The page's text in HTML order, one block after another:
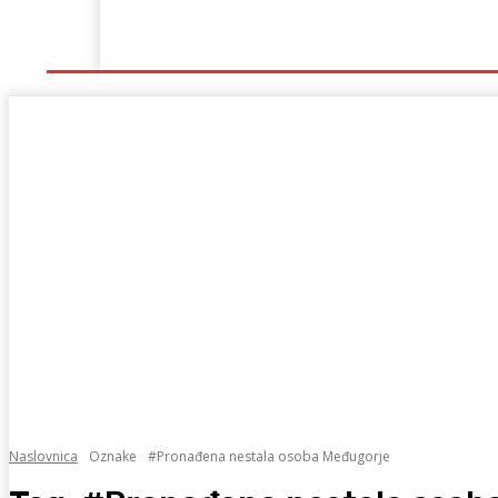
Naslovnica Oznake #Pronađena nestala osoba Međugorje